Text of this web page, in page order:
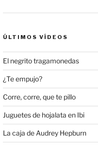
ÚLTIMOS VÍDEOS
El negrito tragamonedas
¿Te empujo?
Corre, corre, que te pillo
Juguetes de hojalata en Ibi
La caja de Audrey Hepburn